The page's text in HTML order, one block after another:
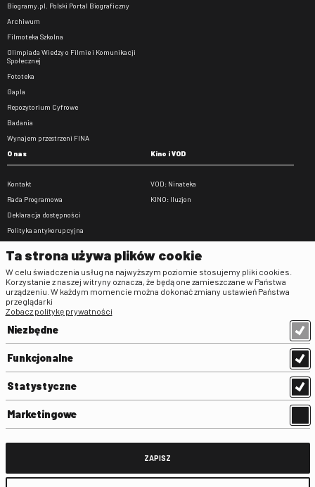
Biogramy.pl. Polski Portal Biograficzny
Archiwum
Filmoteka Szkolna
Olimpiada Wiedzy o Filmie i Komunikacji
Społecznej
Fototeka
Gapla
Repozytorium Cyfrowe
Badania
Wynajem przestrzeni FINA
O nas
Kontakt
Rada Programowa
Deklaracja dostępności
Polityka antykorupcyjna
Zamówienia publiczne
Praca w FINA
Kino i VOD
VOD: Ninateka
KINO: Iluzjon
Regulaminy
Klauzula informacyjna RODO
Regulamin użytkowania parkingu
Standardy ochrony małoletnich
Regulamin kina Iluzjon
Ta strona używa plików cookie
W celu świadczenia usług na najwyższym poziomie stosujemy pliki cookies.
Korzystanie z naszej witryny oznacza, że będą one zamieszczane w Państwa
urządzeniu. W każdym momencie można dokonać zmiany ustawień Państwa
przeglądarki
Zobacz politykę prywatności
Niezbędne
Funkcjonalne
Statystyczne
Marketingowe
ZAPISZ